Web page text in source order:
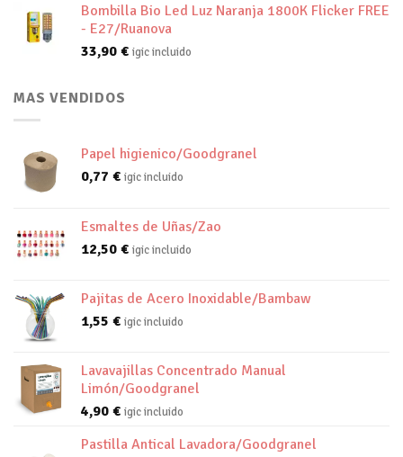
Bombilla Bio Led Luz Naranja 1800K Flicker FREE
- E27/Ruanova
33,90 € igic incluido
MAS VENDIDOS
Papel higienico/Goodgranel
0,77 € igic incluido
Esmaltes de Uñas/Zao
12,50 € igic incluido
Pajitas de Acero Inoxidable/Bambaw
1,55 € igic incluido
Lavavajillas Concentrado Manual
Limón/Goodgranel
4,90 € igic incluido
Pastilla Antical Lavadora/Goodgranel